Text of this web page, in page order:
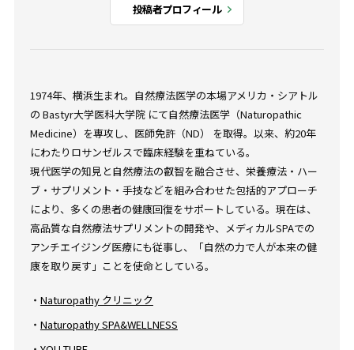
投稿者プロフィール
1974年、横浜生まれ。自然療法医学の本場アメリカ・シアトル
の Bastyr大学医科大学院 にて自然療法医学（Naturopathic
Medicine）を専攻し、医師免許（ND） を取得。以来、約20年
にわたりロサンゼルスで臨床経験を重ねている。
現代医学の知見と自然療法の叡智を融合させ、栄養療法・ハー
ブ・サプリメント・手技などを組み合わせた包括的アプローチ
により、多くの患者の健康回復をサポートしている。現在は、
高品質な自然療法サプリメントの開発や、メディカルSPAでの
アンチエイジング医療にも従事し、「自然の力で人が本来の健
康を取り戻す」ことを使命としている。
・ Naturopathy クリニック
・ Naturopathy SPA&WELLNESS